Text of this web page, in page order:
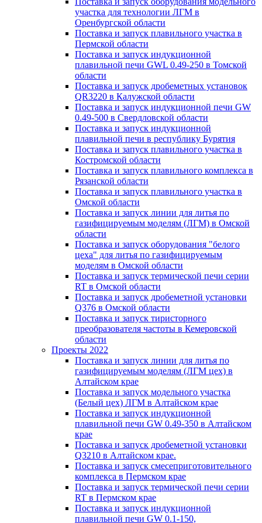
участка для технологии ЛГМ в
Оренбургской области
Поставка и запуск плавильного участка в
Пермской области
Поставка и запуск индукционной
плавильной печи GWL 0.49-250 в Томской
области
Поставка и запуск дробеметных установок
QR3220 в Калужской области
Поставка и запуск индукционной печи GW
0.49-500 в Свердловской области
Поставка и запуск индукционной
плавильной печи в республику Бурятия
Поставка и запуск плавильного участка в
Костромской области
Поставка и запуск плавильного комплекса в
Рязанской области
Поставка и запуск плавильного участка в
Омской области
Поставка и запуск линии для литья по
газифицируемым моделям (ЛГМ) в Омской
области
Поставка и запуск оборудования "белого
цеха" для литья по газифицируемым
моделям в Омской области
Поставка и запуск термической печи серии
RT в Омской области
Поставка и запуск дробеметной установки
Q376 в Омской области
Поставка и запуск тиристорного
преобразователя частоты в Кемеровской
области
Проекты 2022
Поставка и запуск линии для литья по
газифицируемым моделям (ЛГМ цех) в
Алтайском крае
Поставка и запуск модельного участка
(Белый цех) ЛГМ в Алтайском крае
Поставка и запуск индукционной
плавильной печи GW 0.49-350 в Алтайском
крае
Поставка и запуск дробеметной установки
Q3210 в Алтайском крае.
Поставка и запуск смесеприготовительного
комплекса в Пермском крае
Поставка и запуск термической печи серии
RT в Пермском крае
Поставка и запуск индукционной
плавильной печи GW 0.1-150,